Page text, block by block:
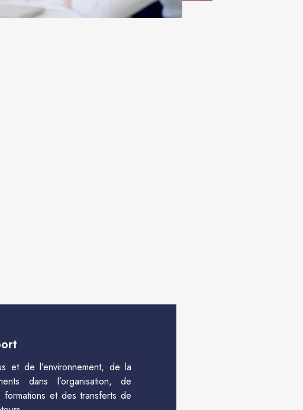
et de l’environnement, de la
dans l’organisation, de
formations et des transferts de